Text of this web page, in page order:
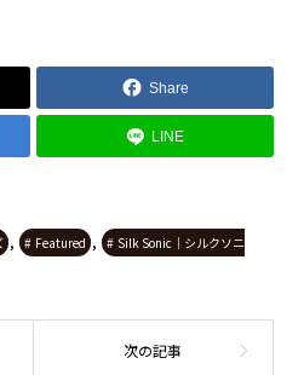
Share
LINE
, Featured ,
Silk Sonic｜シルクソニ